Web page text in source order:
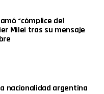
“cómplice del
Milei tras su mensaje
nacionalidad argentina